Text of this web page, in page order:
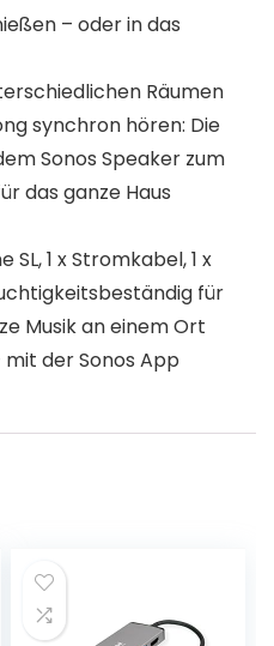
– oder in das
Räumen
synchron hören: Die
Sonos Speaker zum
das ganze Haus
SL, 1 x Stromkabel, 1 x
für
Musik an einem Ort
der Sonos App